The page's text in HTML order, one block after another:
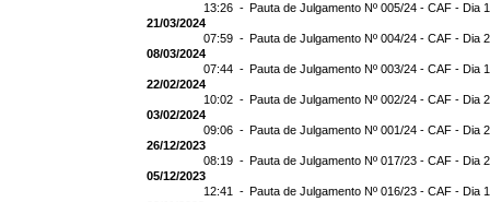
13:26 - Pauta de Julgamento Nº 005/24 - CAF - Dia
21/03/2024
07:59 - Pauta de Julgamento Nº 004/24 - CAF - Dia
08/03/2024
07:44 - Pauta de Julgamento Nº 003/24 - CAF - Dia
22/02/2024
10:02 - Pauta de Julgamento Nº 002/24 - CAF - Dia
03/02/2024
09:06 - Pauta de Julgamento Nº 001/24 - CAF - Dia
26/12/2023
08:19 - Pauta de Julgamento Nº 017/23 - CAF - Dia
05/12/2023
12:41 - Pauta de Julgamento Nº 016/23 - CAF - Dia